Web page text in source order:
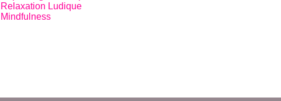
Relaxation Ludique
Mindfulness